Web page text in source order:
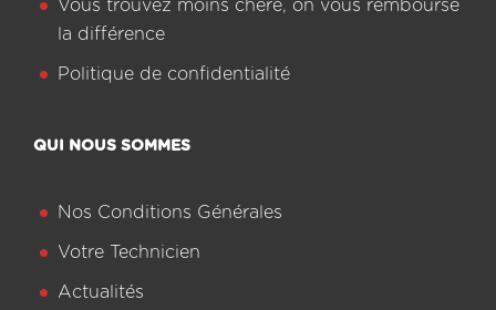
Vous trouvez moins chère, on vous rembourse
la différence
Politique de confidentialité
QUI NOUS SOMMES
Nos Conditions Générales
Votre Technicien
Actualités